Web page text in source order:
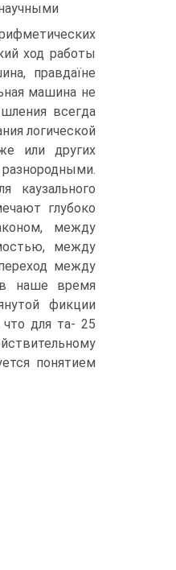
ход работы
правдаїне
машина не
всегда
логической
или других
каузального
глубоко
между
между
между
в наше время
фикции
для та- 25
понятием